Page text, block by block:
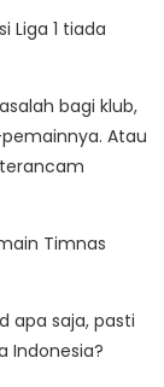
Liga 1 tiada
bagi klub,
Atau
Timnas
apa saja, pasti
Indonesia?